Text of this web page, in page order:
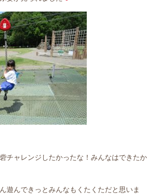
チャレンジしたかったな！みんなはできたか
遊んできっとみんなもくたくただと思いま